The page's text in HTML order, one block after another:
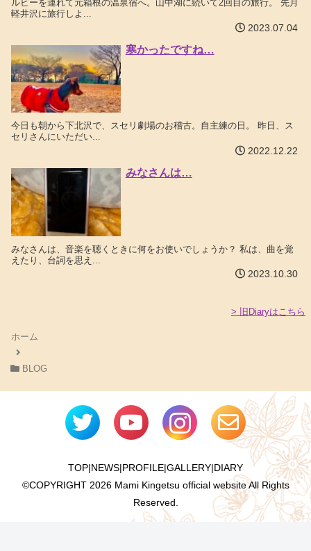
ルビーを連れて元箱根の温泉宿へ。山中湖に続いて2回目の旅行。 先月
軽井沢に旅行しよ...
2023.07.04
寒かったですね…
今日も朝から下北沢で、スセリ劇場のお稽古。自主練の日。 昨日、ス
セリさんにいただい...
2022.12.22
みなさんは…
みなさんは、音楽を聴くときに何をお使いでしょうか？ 私は、曲を覚
えたり、台詞を思え...
2023.10.30
> 旧Diaryはこちら
ホーム
BLOG
TOP|NEWS|PROFILE|GALLERY|DIARY
©COPYRIGHT 2026 Mami Kingetsu official website All Rights
Reserved.